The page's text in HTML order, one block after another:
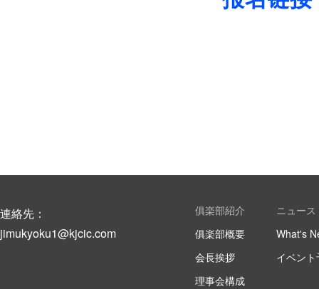
連絡先：
jimukyoku1@kjcic.com
俱楽部紹介
俱楽部概要
会長挨拶
理事会構成
ニュース
What's
イベン